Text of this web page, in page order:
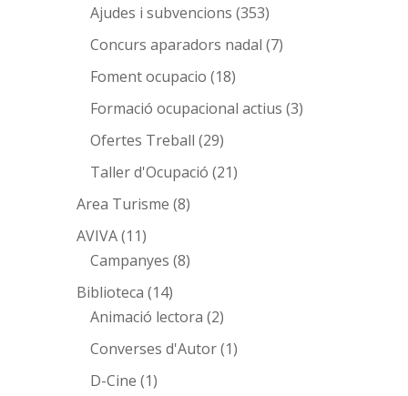
Ajudes i subvencions (353)
Concurs aparadors nadal (7)
Foment ocupacio (18)
Formació ocupacional actius (3)
Ofertes Treball (29)
Taller d'Ocupació (21)
Area Turisme (8)
AVIVA(11)
Campanyes (8)
Biblioteca (14)
Animació lectora (2)
Converses d'Autor(1)
D-Cine (1)